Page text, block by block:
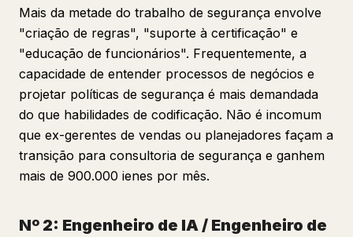
Mais da metade do trabalho de segurança envolve
"criação de regras", "suporte à certificação" e
"educação de funcionários". Frequentemente, a
capacidade de entender processos de negócios e
projetar políticas de segurança é mais demandada
do que habilidades de codificação. Não é incomum
que ex-gerentes de vendas ou planejadores façam a
transição para consultoria de segurança e ganhem
mais de 900.000 ienes por mês.
Nº 2: Engenheiro de IA / Engenheiro de